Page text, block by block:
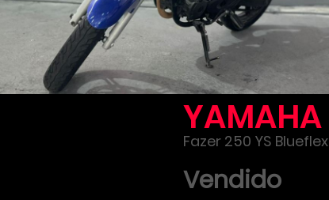
YAMAHA
Fazer 250 YS Blueflex
Vendido